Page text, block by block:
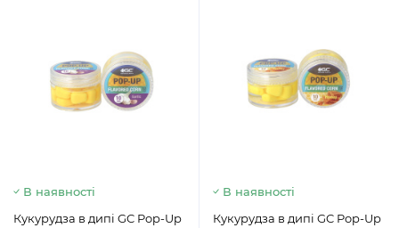
В наявності
Кукурудза в дипі GC Pop-Up
В наявності
Кукурудза в дипі GC Pop-Up